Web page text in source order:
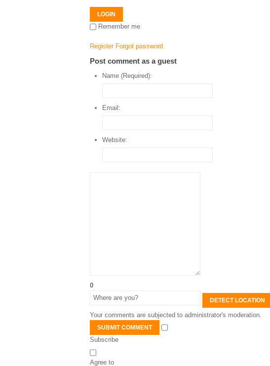
LOGIN
Remember me
Register Forgot password
Post comment as a guest
Name (Required):
Email:
Website:
0
DETECT LOCATION
Your comments are subjected to administrator's moderation.
SUBMIT COMMENT
Subscribe
Agree to